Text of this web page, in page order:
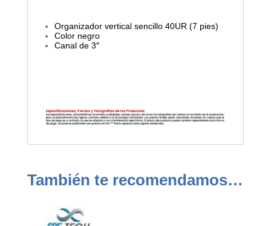
Organizador vertical sencillo 40UR (7 pies)
Color negro
Canal de 3″
También te recomendamos…